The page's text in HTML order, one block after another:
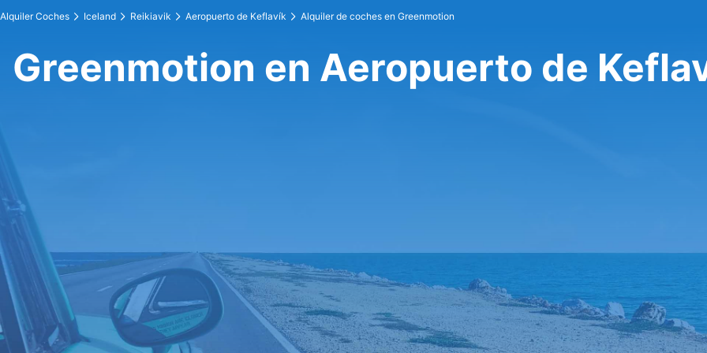
Alquiler Coches Iceland Reikiavik Aeropuerto de Keflavík Alquiler de coches en Greenmotion
Greenmotion en Aeropuerto de